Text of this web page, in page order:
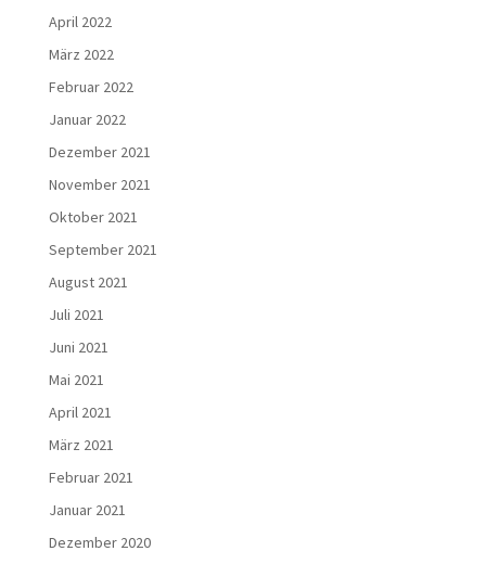
April 2022
März 2022
Februar 2022
Januar 2022
Dezember 2021
November 2021
Oktober 2021
September 2021
August 2021
Juli 2021
Juni 2021
Mai 2021
April 2021
März 2021
Februar 2021
Januar 2021
Dezember 2020